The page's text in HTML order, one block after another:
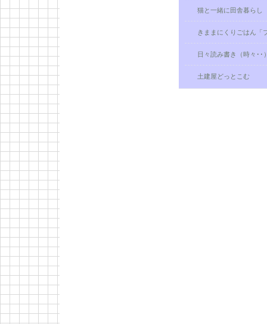
猫と一緒に田舎暮らし
きままにくりごはん「
日々読み書き（時々･･
土建屋どっとこむ